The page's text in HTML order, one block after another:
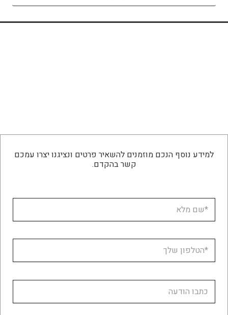
למידע נוסף הנכם מוזמנים להשאיר פרטים ונציגנו יצרו עמכם
קשר בהקדם.